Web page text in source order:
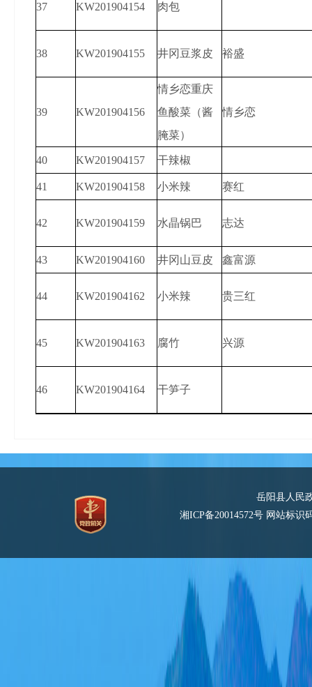
37 KW201904154 肉包
38 KW201904155 井冈豆浆皮 裕盛
39 KW201904156
情乡恋重庆
鱼酸菜（酱
腌菜）
情乡恋
40 KW201904157 干辣椒
41 KW201904158 小米辣 赛红
42 KW201904159 水晶锅巴 志达
43 KW201904160 井冈山豆皮 鑫富源
44 KW201904162 小米辣 贵三红
45 KW201904163 腐竹 兴源
46 KW201904164 干笋子
岳阳县人民
湘ICP备20014572号 网站标识